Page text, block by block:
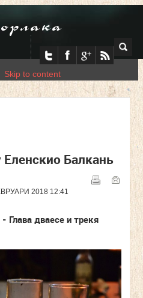
Skip to content
Балкань
2018 12:41
Глава дваесе и трекя